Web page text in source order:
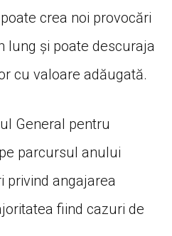
crea noi provocări
lung și poate descuraja
cu valoare adăugată.
General pentru
parcursul anului
privind angajarea
fiind cazuri de